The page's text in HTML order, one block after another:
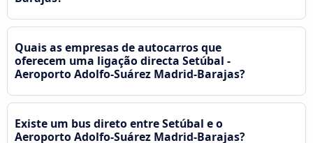
Quais as empresas de autocarros que
oferecem uma ligação directa Setúbal -
Aeroporto Adolfo-Suárez Madrid-Barajas?
Existe um bus direto entre Setúbal e o
Aeroporto Adolfo-Suárez Madrid-Barajas?